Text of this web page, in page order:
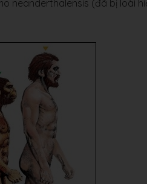
neanderthalensis (đã bị loài